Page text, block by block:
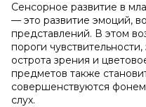
Сенсорное развитие в
— это развитие эмоций,
представлений. В этом
пороги
острота зрения и
предметов также
совершенствуются
слух.